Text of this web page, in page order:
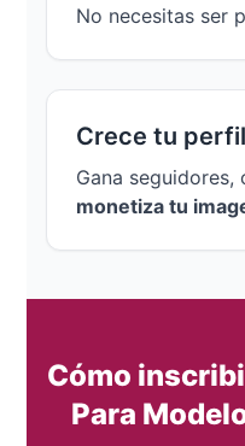
No necesitas ser
Crece tu
Gana
monetiza tu
Cómo
Para